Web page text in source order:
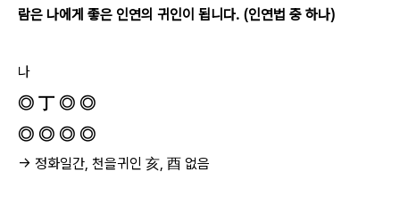
람은 나에게 좋은 인연의 귀인이 됩니다. (인연법 중 하나)
나
◎ 丁 ◎ ◎
◎ ◎ ◎ ◎
→ 정화일간, 천을귀인 亥, 酉 없음